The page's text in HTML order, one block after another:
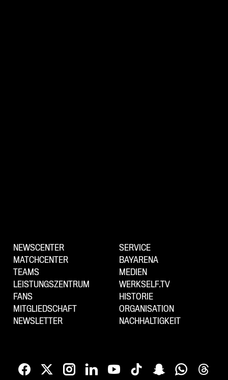
NEWSCENTER
MATCHCENTER
TEAMS
LEISTUNGSZENTRUM
FANS
MITGLIEDSCHAFT
NEWSLETTER
SERVICE
BAYARENA
MEDIEN
WERKSELF.TV
HISTORIE
ORGANISATION
NACHHALTIGKEIT